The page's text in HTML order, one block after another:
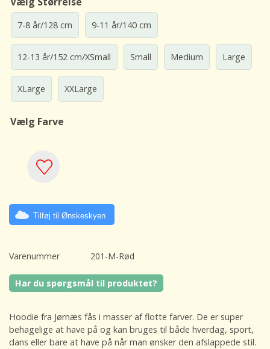
7-8 år/128 cm 9-11 år/140 cm
12-13 år/152 cm/XSmall Small Medium Large
XLarge XXLarge
Vælg Farve
Tilføj til Ønskeskyen
Varenummer 201-M-Rød
Har du spørgsmål til produktet?
Hoodie fra Jørnæs fås i masser af flotte farver. De er super
behagelige at have på og kan bruges til både hverdag, sport,
dans eller bare at have på når man ønsker den afslappede stil.